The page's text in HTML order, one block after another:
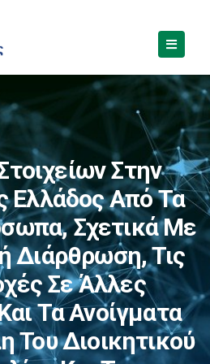
Στην
Ελλάδος Από Τα
Σχετικά Με
Διάρθρωση, Τις
Σε Άλλες
Τα Ανοίγματα
Του Διοικητικού